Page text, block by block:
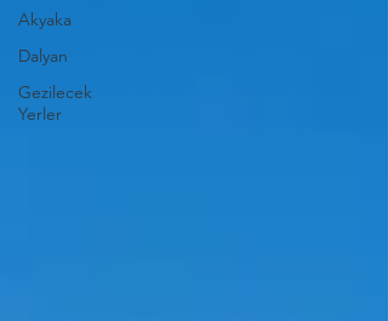
Akyaka
Dalyan
Gezilecek
Yerler